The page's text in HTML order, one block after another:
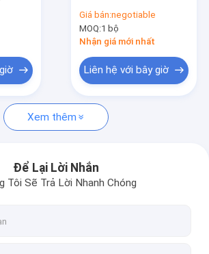
môi trường
đi xe đạp nhiệt
sốc nhiệt
Nhiệt Nhiệt độ Cao
Nhiệt độ Thấp
Giá bán:negotiable
MOQ:1 bộ
Nhận giá mới nhất
Liên hệ với bây giờ
Xem thêm
Để Lại Lời Nhắn
Tôi Sẽ Trả Lời Nhanh Chóng